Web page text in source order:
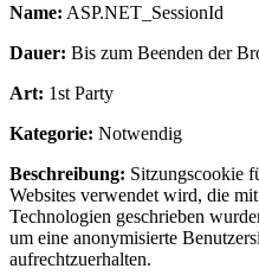
Name: ASP.NET_SessionId
Dauer: Bis zum Beenden der
Art: 1st Party
Kategorie: Notwendig
Beschreibung: Sitzungscookie
Websites verwendet wird, die
Technologien geschrieben
um eine anonymisierte
aufrechtzuerhalten.